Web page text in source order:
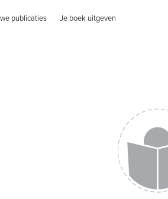
publicaties Je boek uitgeven